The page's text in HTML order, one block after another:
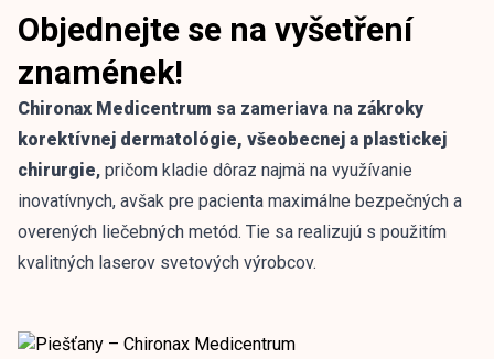
Objednejte se na vyšetření
znamének!
Chironax Medicentrum sa zameriava na zákroky
korektívnej dermatológie, všeobecnej a plastickej
chirurgie, pričom kladie dôraz najmä na využívanie
inovatívnych, avšak pre pacienta maximálne bezpečných a
overených liečebných metód. Tie sa realizujú s použitím
kvalitných laserov svetových výrobcov.